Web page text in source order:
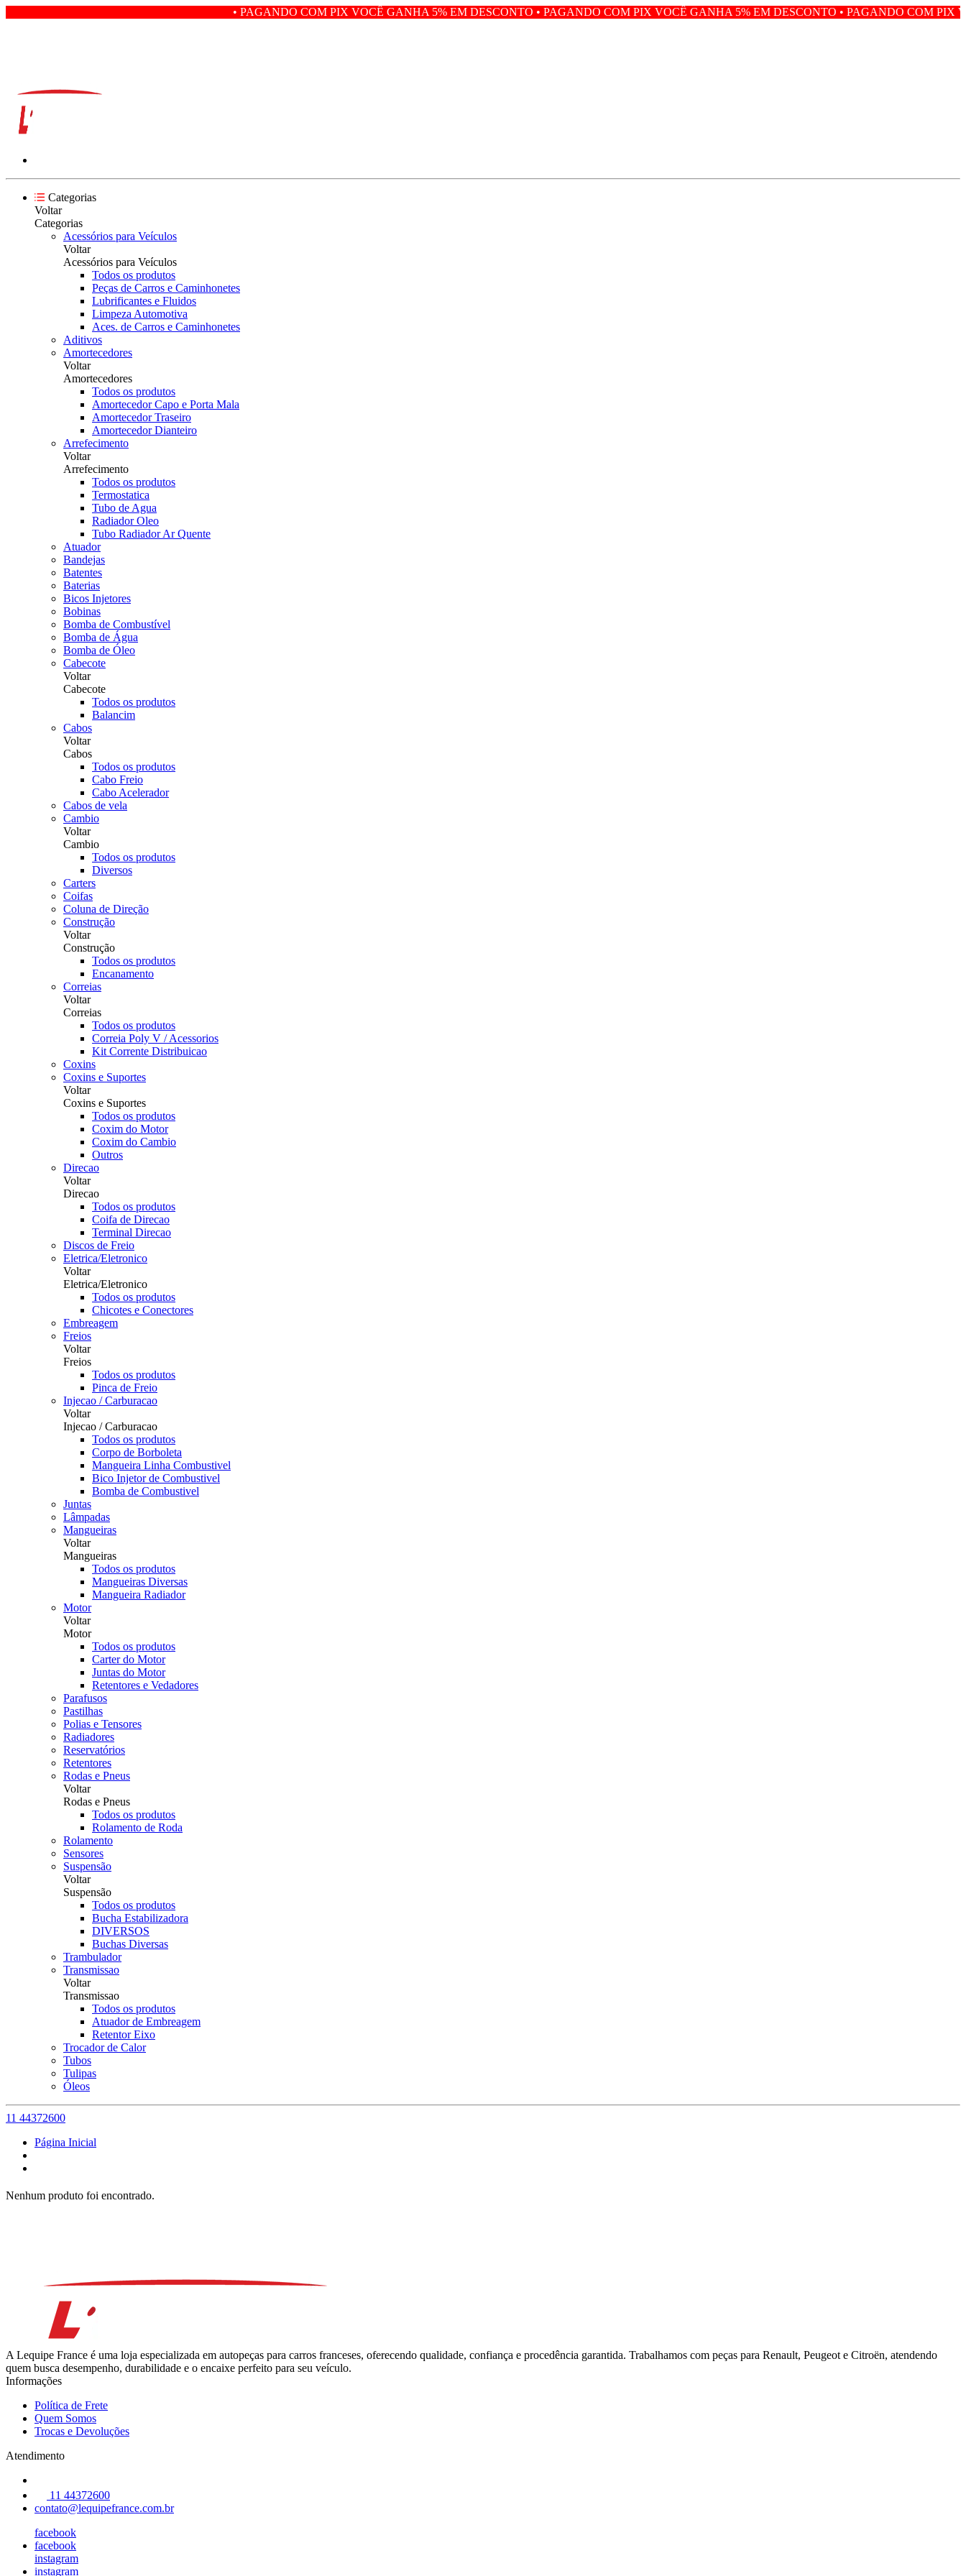
• PAGANDO COM PIX VOCÊ GANHA 5% EM DESCONTO • PAGANDO COM PIX VOCÊ GANHA 5% EM DESCONTO • PAGANDO COM PIX VOCÊ GANHA
Categorias
Voltar
Categorias
Acessórios para Veículos
Voltar
Acessórios para Veículos
Todos os produtos
Peças de Carros e Caminhonetes
Lubrificantes e Fluidos
Limpeza Automotiva
Aces. de Carros e Caminhonetes
Aditivos
Amortecedores
Voltar
Amortecedores
Todos os produtos
Amortecedor Capo e Porta Mala
Amortecedor Traseiro
Amortecedor Dianteiro
Arrefecimento
Voltar
Arrefecimento
Todos os produtos
Termostatica
Tubo de Agua
Radiador Oleo
Tubo Radiador Ar Quente
Atuador
Bandejas
Batentes
Baterias
Bicos Injetores
Bobinas
Bomba de Combustível
Bomba de Água
Bomba de Óleo
Cabecote
Voltar
Cabecote
Todos os produtos
Balancim
Cabos
Voltar
Cabos
Todos os produtos
Cabo Freio
Cabo Acelerador
Cabos de vela
Cambio
Voltar
Cambio
Todos os produtos
Diversos
Carters
Coifas
Coluna de Direção
Construção
Voltar
Construção
Todos os produtos
Encanamento
Correias
Voltar
Correias
Todos os produtos
Correia Poly V / Acessorios
Kit Corrente Distribuicao
Coxins
Coxins e Suportes
Voltar
Coxins e Suportes
Todos os produtos
Coxim do Motor
Coxim do Cambio
Outros
Direcao
Voltar
Direcao
Todos os produtos
Coifa de Direcao
Terminal Direcao
Discos de Freio
Eletrica/Eletronico
Voltar
Eletrica/Eletronico
Todos os produtos
Chicotes e Conectores
Embreagem
Freios
Voltar
Freios
Todos os produtos
Pinca de Freio
Injecao / Carburacao
Voltar
Injecao / Carburacao
Todos os produtos
Corpo de Borboleta
Mangueira Linha Combustivel
Bico Injetor de Combustivel
Bomba de Combustivel
Juntas
Lâmpadas
Mangueiras
Voltar
Mangueiras
Todos os produtos
Mangueiras Diversas
Mangueira Radiador
Motor
Voltar
Motor
Todos os produtos
Carter do Motor
Juntas do Motor
Retentores e Vedadores
Parafusos
Pastilhas
Polias e Tensores
Radiadores
Reservatórios
Retentores
Rodas e Pneus
Voltar
Rodas e Pneus
Todos os produtos
Rolamento de Roda
Rolamento
Sensores
Suspensão
Voltar
Suspensão
Todos os produtos
Bucha Estabilizadora
DIVERSOS
Buchas Diversas
Trambulador
Transmissao
Voltar
Transmissao
Todos os produtos
Atuador de Embreagem
Retentor Eixo
Trocador de Calor
Tubos
Tulipas
Óleos
11 44372600
Página Inicial
Nenhum produto foi encontrado.
A Lequipe France é uma loja especializada em autopeças para carros franceses, oferecendo qualidade, confiança e procedência garantida. Trabalhamos com peças para Renault, Peugeot e Citroën, atendendo
quem busca desempenho, durabilidade e o encaixe perfeito para seu veículo.
Informações
Política de Frete
Quem Somos
Trocas e Devoluções
Atendimento
11 44372600
contato@lequipefrance.com.br
facebook
facebook
instagram
instagram